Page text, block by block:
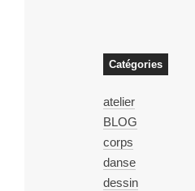
Catégories
atelier
BLOG
corps
danse
dessin